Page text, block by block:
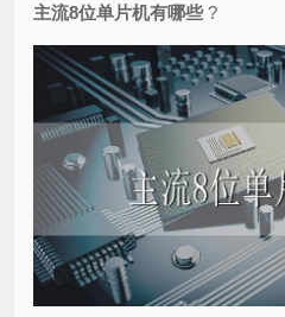
主流8位单片机有哪些?